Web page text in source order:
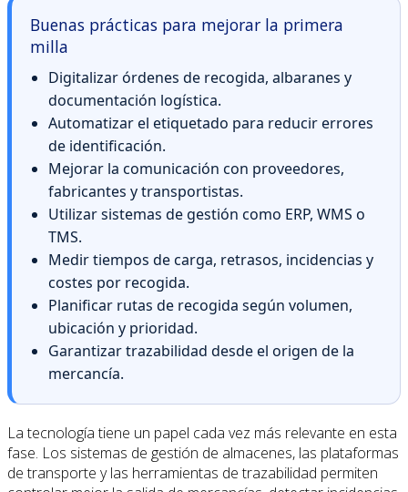
Buenas prácticas para mejorar la primera
milla
Digitalizar órdenes de recogida, albaranes y
documentación logística.
Automatizar el etiquetado para reducir errores
de identificación.
Mejorar la comunicación con proveedores,
fabricantes y transportistas.
Utilizar sistemas de gestión como ERP, WMS o
TMS.
Medir tiempos de carga, retrasos, incidencias y
costes por recogida.
Planificar rutas de recogida según volumen,
ubicación y prioridad.
Garantizar trazabilidad desde el origen de la
mercancía.
La tecnología tiene un papel cada vez más relevante en esta
fase. Los sistemas de gestión de almacenes, las plataformas
de transporte y las herramientas de trazabilidad permiten